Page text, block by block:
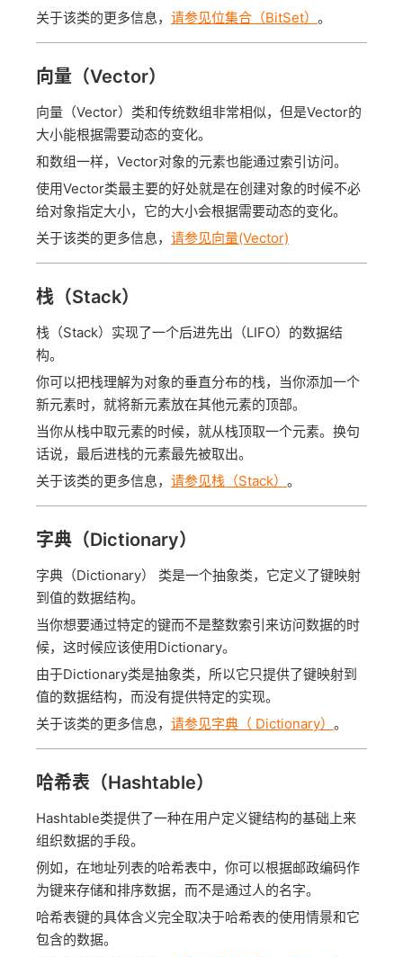
关于该类的更多信息， 请参见位集合（BitSet） 。
向量（Vector）
向量（Vector）类和传统数组非常相似，但是Vector的
大小能根据需要动态的变化。
和数组一样，Vector对象的元素也能通过索引访问。
使用Vector类最主要的好处就是在创建对象的时候不必
给对象指定大小，它的大小会根据需要动态的变化。
关于该类的更多信息， 请参见向量(Vector)
栈（Stack）
栈（Stack）实现了一个后进先出（LIFO）的数据结
构。
你可以把栈理解为对象的垂直分布的栈，当你添加一个
新元素时，就将新元素放在其他元素的顶部。
当你从栈中取元素的时候，就从栈顶取一个元素。换句
话说，最后进栈的元素最先被取出。
关于该类的更多信息， 请参见栈（Stack） 。
字典（Dictionary）
字典（Dictionary） 类是一个抽象类，它定义了键映射
到值的数据结构。
当你想要通过特定的键而不是整数索引来访问数据的时
候，这时候应该使用Dictionary。
由于Dictionary类是抽象类，所以它只提供了键映射到
值的数据结构，而没有提供特定的实现。
关于该类的更多信息， 请参见字典（ Dictionary） 。
哈希表（Hashtable）
Hashtable类提供了一种在用户定义键结构的基础上来
组织数据的手段。
例如，在地址列表的哈希表中，你可以根据邮政编码作
为键来存储和排序数据，而不是通过人的名字。
哈希表键的具体含义完全取决于哈希表的使用情景和它
包含的数据。